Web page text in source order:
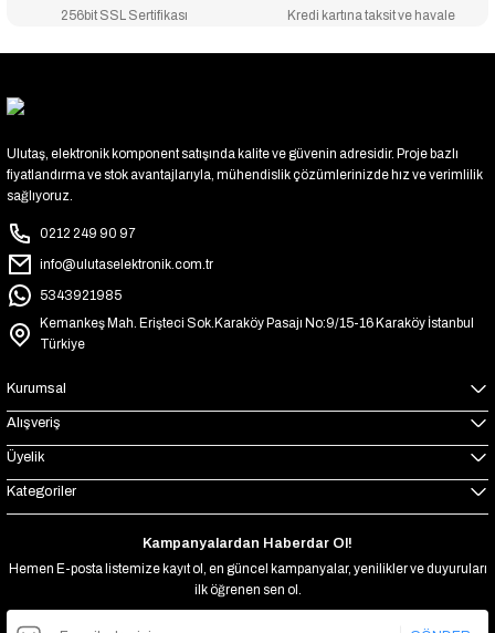
256bit SSL Sertifikası Kredi kartına taksit ve havale
Ulutaş, elektronik komponent satışında kalite ve güvenin adresidir. Proje bazlı
fiyatlandırma ve stok avantajlarıyla, mühendislik çözümlerinizde hız ve verimlilik
sağlıyoruz.
0212 249 90 97
info@ulutaselektronik.com.tr
5343921985
Kemankeş Mah. Erişteci Sok.Karaköy Pasajı No:9/15-16 Karaköy İstanbul
Türkiye
Kurumsal
Alışveriş
Üyelik
Kategoriler
Kampanyalardan Haberdar Ol!
Hemen E-posta listemize kayıt ol, en güncel kampanyalar, yenilikler ve duyuruları
ilk öğrenen sen ol.